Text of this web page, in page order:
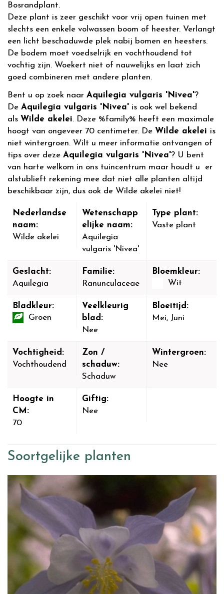
Bosrandplant.
Deze plant is zeer geschikt voor vrij open tuinen met
slechts een enkele volwassen boom of heester. Verlangt
een licht beschaduwde plek nabij bomen en heesters.
De bodem moet voedselrijk en vochthoudend tot
vochtig zijn. Woekert niet of nauwelijks en laat zich
goed combineren met andere planten.
Bent u op zoek naar Aquilegia vulgaris 'Nivea'?
De Aquilegia vulgaris 'Nivea' is ook wel bekend
als Wilde akelei. Deze %family% heeft een maximale
hoogt van ongeveer 70 centimeter. De Wilde akelei is
niet wintergroen. Wilt u meer informatie ontvangen of
tips over deze Aquilegia vulgaris 'Nivea'? U bent
van harte welkom in ons tuincentrum maar houdt u er
alstublieft rekening mee dat niet alle planten altijd
beschikbaar zijn, dus ook de Wilde akelei niet!
Nederlandse
naam:
Wilde akelei
Wetenschapp
elijke naam:
Aquilegia
vulgaris 'Nivea'
Type plant:
Vaste plant
Geslacht:
Aquilegia
Familie:
Ranunculaceae
Bloemkleur:
Wit
Bladkleur:
Groen
Veelkleurig
blad:
Nee
Bloeitijd:
Mei, Juni
Vochtigheid:
Vochthoudend
Zon /
schaduw:
Schaduw
Wintergroen:
Nee
Hoogte in
CM:
70
Giftig:
Nee
Soortgelijke planten